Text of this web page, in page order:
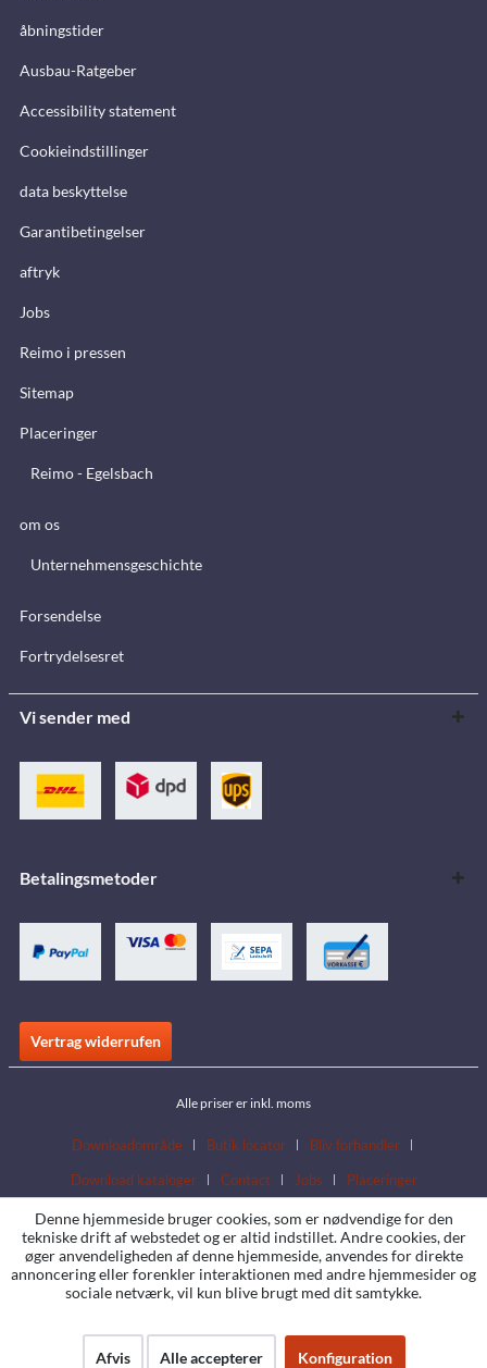
åbningstider
Ausbau-Ratgeber
Accessibility statement
Cookieindstillinger
data beskyttelse
Garantibetingelser
aftryk
Jobs
Reimo i pressen
Sitemap
Placeringer
Reimo - Egelsbach
om os
Unternehmensgeschichte
Forsendelse
Fortrydelsesret
Vi sender med
Betalingsmetoder
Vertrag widerrufen
Alle priser er inkl. moms
Downloadområde Butik locator
Bliv forhandler
Download kataloger
Contact Jobs Placeringer
Denne hjemmeside bruger cookies, som er nødvendige for den
tekniske drift af webstedet og er altid indstillet. Andre cookies, der
øger anvendeligheden af denne hjemmeside, anvendes for direkte
annoncering eller forenkler interaktionen med andre hjemmesider og
sociale netværk, vil kun blive brugt med dit samtykke.
Afvis Alle accepterer Konfiguration